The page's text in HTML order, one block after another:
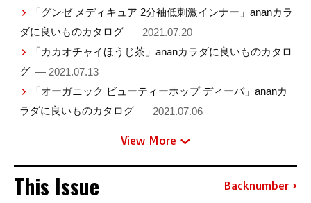
「グンゼ メディキュア 2分袖低刺激インナー」ananカラ
ダに良いものカタログ — 2021.07.20
「カカオチャイほうじ茶」ananカラダに良いものカタロ
グ — 2021.07.13
「オーガニック ビューティーホップ ディーバ」ananカ
ラダに良いものカタログ — 2021.07.06
View More
This Issue Backnumber